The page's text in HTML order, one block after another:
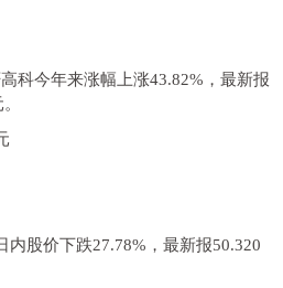
科今年来涨幅上涨43.82%，最新报
内股价下跌27.78%，最新报50.320